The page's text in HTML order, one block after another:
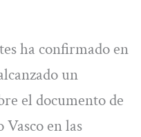
ha confirmado en
un
el documento de
en las